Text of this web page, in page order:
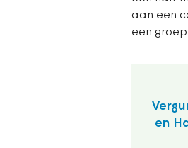
aan een
een
en